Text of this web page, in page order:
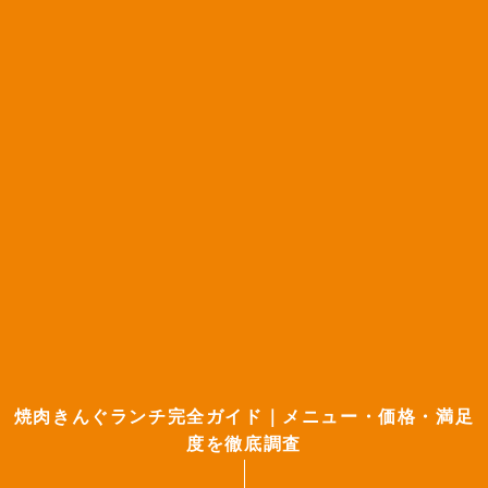
焼肉きんぐランチ完全ガイド｜メニュー・価格・満足
度を徹底調査